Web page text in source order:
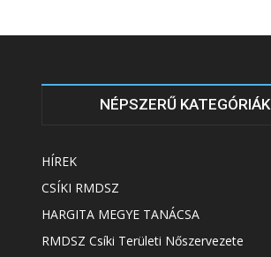
NÉPSZERŰ KATEGÓRIÁK
HÍREK
CSÍKI RMDSZ
HARGITA MEGYE TANÁCSA
RMDSZ Csíki Területi Nőszervezete